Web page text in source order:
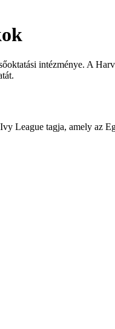
intézménye. A
League tagja, amely